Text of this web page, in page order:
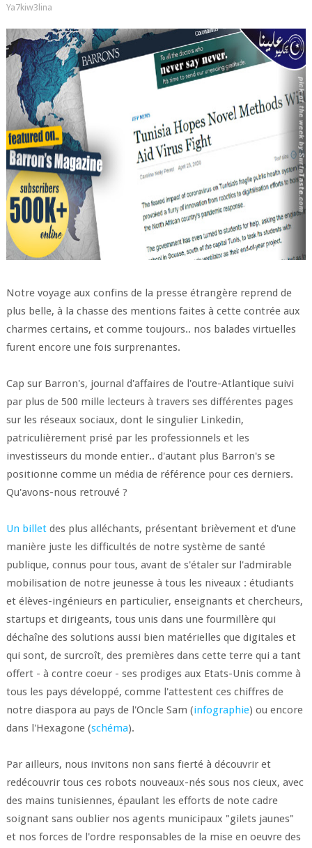
Ya7kiw3lina
Notre voyage aux confins de la presse étrangère reprend de
plus belle, à la chasse des mentions faites à cette contrée aux
charmes certains, et comme toujours.. nos balades virtuelles
furent encore une fois surprenantes.
Cap sur Barron's, journal d'affaires de l'outre-Atlantique suivi
par plus de 500 mille lecteurs à travers ses différentes pages
sur les réseaux sociaux, dont le singulier Linkedin,
patriculièrement prisé par les professionnels et les
investisseurs du monde entier.. d'autant plus Barron's se
positionne comme un média de référence pour ces derniers.
Qu'avons-nous retrouvé ?
Un billetdes plus alléchants, présentant brièvement et d'une
manière juste les difficultés de notre système de santé
publique, connus pour tous, avant de s'étaler sur l'admirable
mobilisation de notre jeunesse à tous les niveaux : étudiants
et élèves-ingénieurs en particulier, enseignants et chercheurs,
startups et dirigeants, tous unis dans une fourmillère qui
déchaîne des solutions aussi bien matérielles que digitales et
qui sont, de surcroît, des premières dans cette terre qui a tant
offert - à contre coeur - ses prodiges aux Etats-Unis comme à
tous les pays développé, comme l'attestent ces chiffres de
notre diaspora au pays de l'Oncle Sam (infographie) ou encore
dans l'Hexagone (schéma).
Par ailleurs, nous invitons non sans fierté à découvrir et
redécouvrir tous ces robots nouveaux-nés sous nos cieux, avec
des mains tunisiennes, épaulant les efforts de note cadre
soignant sans oublier nos agents municipaux "gilets jaunes"
et nos forces de l'ordre responsables de la mise en oeuvre des